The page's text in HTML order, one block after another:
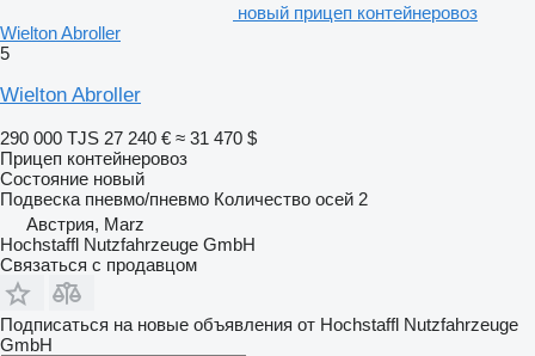
новый прицеп контейнеровоз
Wielton Abroller
5
Wielton Abroller
290 000 TJS 27 240 € ≈ 31 470 $
Прицеп контейнеровоз
Состояние новый
Подвеска пневмо/пневмо Количество осей 2
Австрия, Marz
Hochstaffl Nutzfahrzeuge GmbH
Связаться с продавцом
Подписаться на новые объявления от Hochstaffl Nutzfahrzeuge
GmbH